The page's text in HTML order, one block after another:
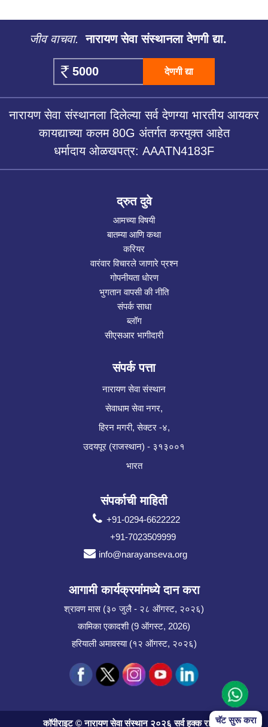
चॅट सुरू करा
जीव वाचवा. नारायण सेवा संस्थानला देणगी द्या.
देणगी द्या
नारायण सेवा संस्थानला दिलेल्या सर्व देणग्या भारतीय आयकर
कायद्याच्या कलम 80G अंतर्गत करमुक्त आहेत
धर्मादाय ओळखपत्र: AAATN4183F
द्रुत दुवे
आमच्या विषयी
बातम्या आणि कथा
करियर
वारंवार विचारले जाणारे प्रश्न
गोपनीयता धोरण
भुगतान वापसी की नीति
संपर्क साधा
ब्लॉग
सीएसआर भागीदारी
संपर्क पत्ता
नारायण सेवा संस्थान
सेवाधाम सेवा नगर,
हिरन मगरी, सेक्टर -४,
उदयपूर (राजस्थान) - ३१३००१
भारत
संपर्काची माहिती
+91-0294-6622222
+91-7023509999
info@narayanseva.org
आगामी कार्यक्रमांमध्ये दान करा
श्रावण मास (३० जुलै - २८ ऑगस्ट, २०२६)
कामिका एकादशी (9 ऑगस्ट, 2026)
हरियाली अमावस्या (१२ ऑगस्ट, २०२६)
कॉपीराइट © नारायण सेवा संस्थान २०२६ सर्व हक्क राखीव.